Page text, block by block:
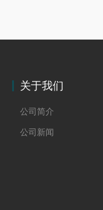
关于我们
公司简介
公司新闻